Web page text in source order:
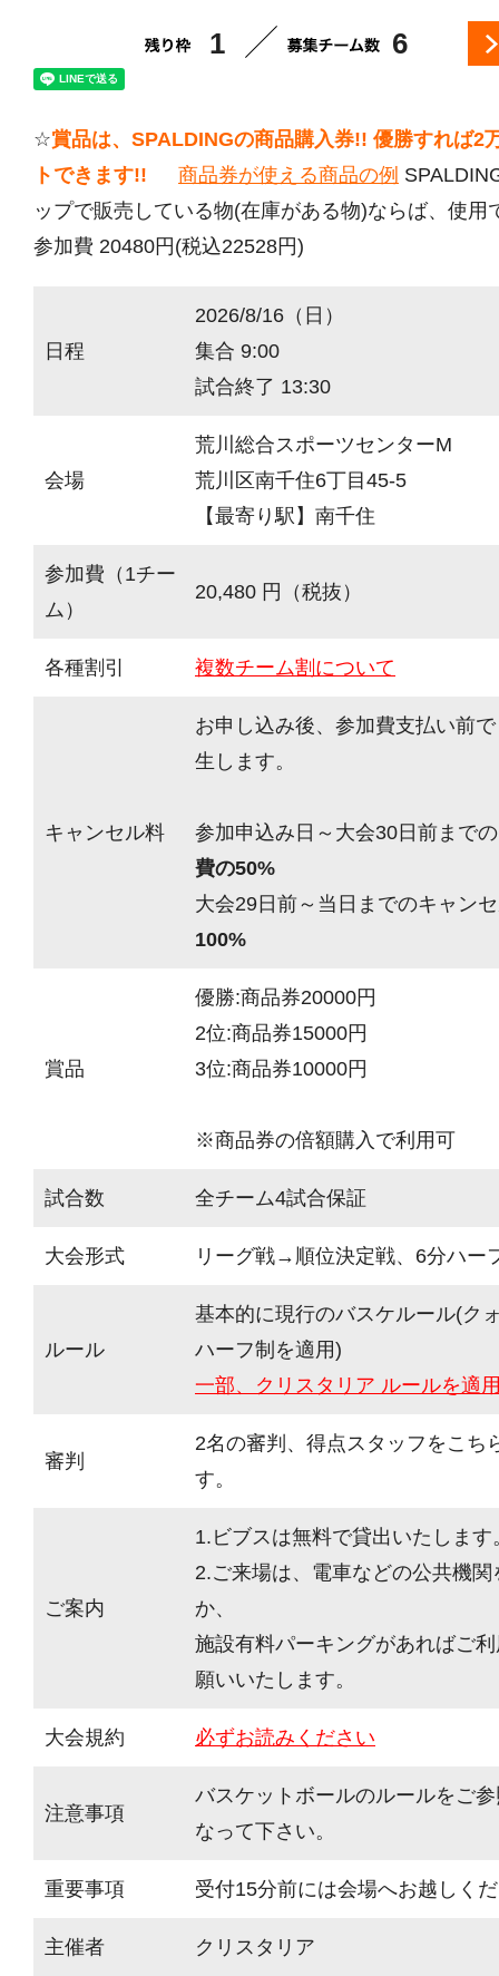
1 6
☆賞品は、SPALDINGの商品購入券!! 優勝すれば2
トできます!!
商品券が使える商品の例
ップで販売している物(在庫がある物)ならば、使用
参加費 20480円(税込22528円)
日程
2026/8/16（日）
集合 9:00
試合終了 13:30
会場
荒川総合スポーツセンターM
荒川区南千住6丁目45-5
【最寄り駅】南千住
参加費（1チー
ム）
20,480 円（税抜）
各種割引 複数チーム割について
キャンセル料
お申し込み後、参加費支払い前
生します。
参加申込み日～大会30日前まで
費の50%
大会29日前～当日までのキャン
100%
賞品
優勝:商品券20000円
2位:商品券15000円
3位:商品券10000円
※商品券の倍額購入で利用可
試合数 全チーム4試合保証
大会形式 リーグ戦→順位決定戦、6分ハー
ルール
基本的に現行のバスケルール(ク
ハーフ制を適用)
一部、クリスタリア ルールを適
審判
2名の審判、得点スタッフをこち
す。
ご案内
1.ビブスは無料で貸出いたします
2.ご来場は、電車などの公共機
か、
施設有料パーキングがあればご
願いいたします。
大会規約 必ずお読みください
注意事項
バスケットボールのルールをご
なって下さい。
重要事項 受付15分前には会場へお越しく
主催者 クリスタリア